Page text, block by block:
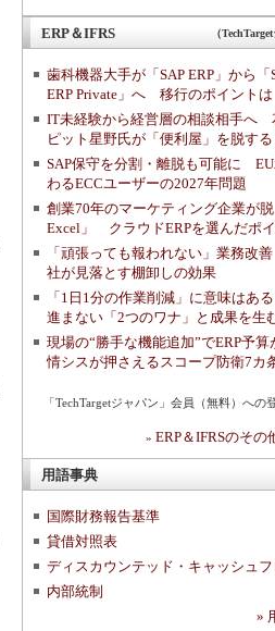
ERP＆IFRS （
歯科機器大手が「SAP ERP」から「
ERP Private」へ 移行のポイントは
IT未経験から経営層の相談相手へ
ピット星野氏が「便利屋」を脱す
SAP保守を分割・離脱も可能に
わるECCユーザーの2027年問題
創業70年のマーケティング企業が脱
Excel」 クラウドERPを選んだポ
「頑張っても報われない」業務改
社が見落とす棚卸しの効果
「1日1分の作業削減」に意味はあ
進まない「2つのワナ」と成果を生
現場の“勝手な機能追加”でERP予
情シスが押さえるスコープ防衛7カ
「TechTargetジャパン」会員（無料）への
» ERP＆IFRSのその
用語事典
国際財務報告基準
貸借対照表
ディスカウンテッド・キャッシュ
内部統制
»